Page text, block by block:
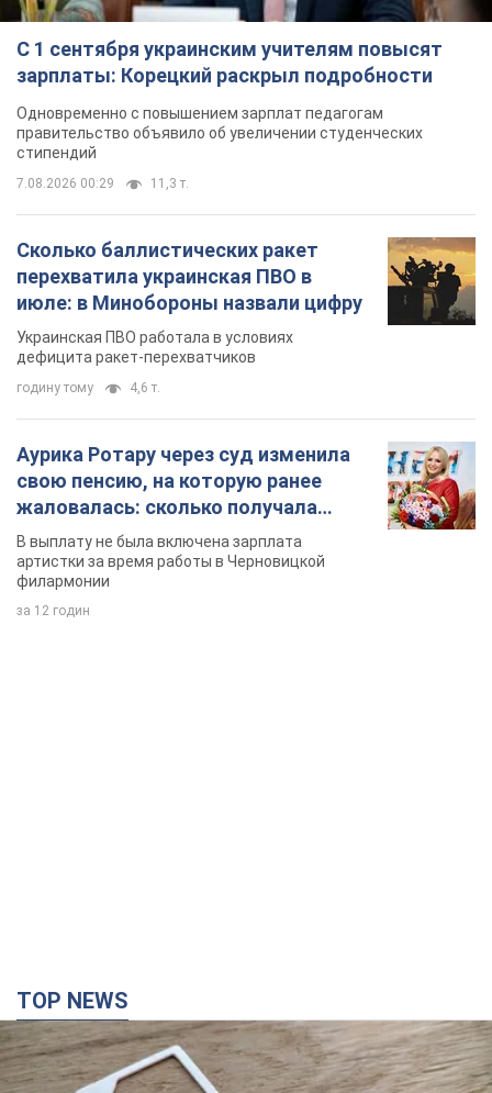
С 1 сентября украинским учителям повысят
зарплаты: Корецкий раскрыл подробности
Одновременно с повышением зарплат педагогам
правительство объявило об увеличении студенческих
стипендий
7.08.2026 00:29 11,3 т.
Сколько баллистических ракет
перехватила украинская ПВО в
июле: в Минобороны назвали цифру
Украинская ПВО работала в условиях
дефицита ракет-перехватчиков
годину тому 4,6 т.
Аурика Ротару через суд изменила
свою пенсию, на которую ранее
жаловалась: сколько получала
певица
В выплату не была включена зарплата
артистки за время работы в Черновицкой
филармонии
за 12 годин
TOP NEWS